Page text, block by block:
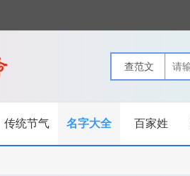
传统节气 名字大全 百家姓